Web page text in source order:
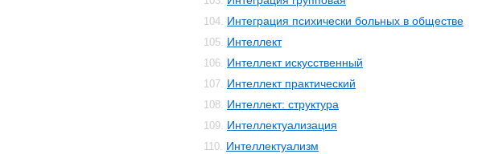
104. Интеграция психически больных в обществе
105. Интеллект
106. Интеллект искусственный
107. Интеллект практический
108. Интеллект: структура
109. Интеллектуализация
110. Интеллектуализм